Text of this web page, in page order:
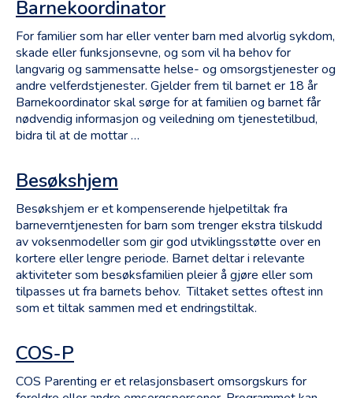
Barnekoordinator
For familier som har eller venter barn med alvorlig sykdom,
skade eller funksjonsevne, og som vil ha behov for
langvarig og sammensatte helse- og omsorgstjenester og
andre velferdstjenester. Gjelder frem til barnet er 18 år
Barnekoordinator skal sørge for at familien og barnet får
nødvendig informasjon og veiledning om tjenestetilbud,
bidra til at de mottar …
Besøkshjem
Besøkshjem er et kompenserende hjelpetiltak fra
barneverntjenesten for barn som trenger ekstra tilskudd
av voksenmodeller som gir god utviklingsstøtte over en
kortere eller lengre periode. Barnet deltar i relevante
aktiviteter som besøksfamilien pleier å gjøre eller som
tilpasses ut fra barnets behov. Tiltaket settes oftest inn
som et tiltak sammen med et endringstiltak.
COS-P
COS Parenting er et relasjonsbasert omsorgskurs for
Svangerskap
Baby (0-1 år)
Småbarn (2-6 år)
Store barn (6- 12 år)
Ungdom (13-18 år)
Voksen (18+ år)
Barn
Ungdom
Foreldre
Foreldre og barn
Familie
Type gjennomføring
Gruppe